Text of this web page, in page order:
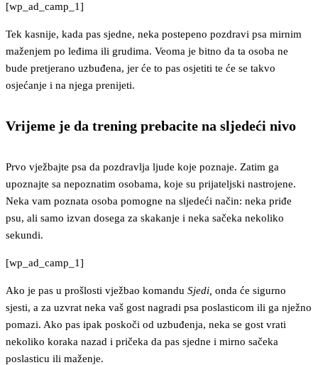
[wp_ad_camp_1]
Tek kasnije, kada pas sjedne, neka postepeno pozdravi psa mirnim
maženjem po leđima ili grudima. Veoma je bitno da ta osoba ne
bude pretjerano uzbuđena, jer će to pas osjetiti te će se takvo
osjećanje i na njega prenijeti.
Vrijeme je da trening prebacite na sljedeći nivo
Prvo vježbajte psa da pozdravlja ljude koje poznaje. Zatim ga
upoznajte sa nepoznatim osobama, koje su prijateljski nastrojene.
Neka vam poznata osoba pomogne na sljedeći način: neka priđe
psu, ali samo izvan dosega za skakanje i neka sačeka nekoliko
sekundi.
[wp_ad_camp_1]
Ako je pas u prošlosti vježbao komandu Sjedi, onda će sigurno
sjesti, a za uzvrat neka vaš gost nagradi psa poslasticom ili ga nježno
pomazi. Ako pas ipak poskoči od uzbuđenja, neka se gost vrati
nekoliko koraka nazad i pričeka da pas sjedne i mirno sačeka
poslasticu ili maženje.